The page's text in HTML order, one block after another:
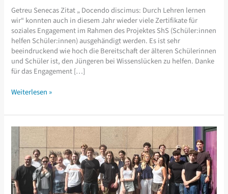
Getreu Senecas Zitat „ Docendo discimus: Durch Lehren lernen
wir“ konnten auch in diesem Jahr wieder viele Zertifikate für
soziales Engagement im Rahmen des Projektes ShS (Schüler:innen
helfen Schüler:innen) ausgehändigt werden. Es ist sehr
beeindruckend wie hoch die Bereitschaft der älteren Schülerinnen
und Schüler ist, den Jüngeren bei Wissenslücken zu helfen. Danke
für das Engagement […]
Docendo
Weiterlesen »